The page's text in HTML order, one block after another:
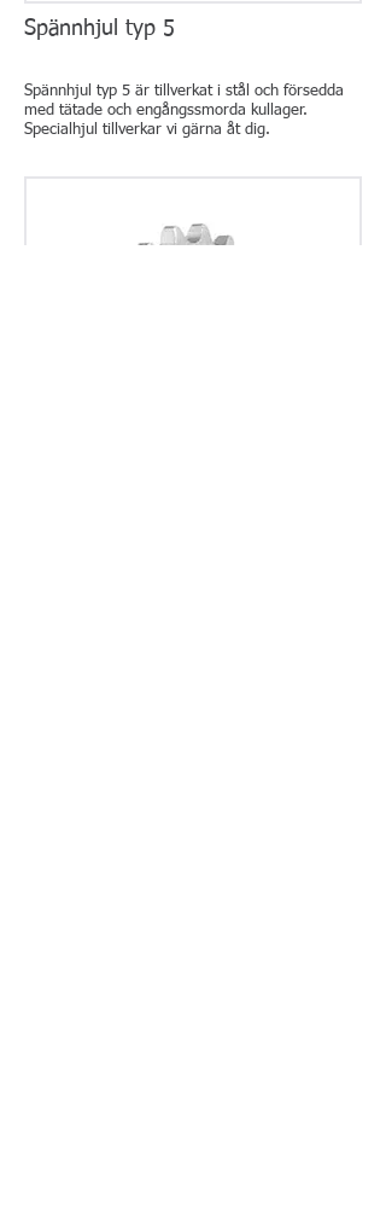
Spännhjul typ 5
Spännhjul typ 5 är tillverkat i stål och försedda
med tätade och engångssmorda kullager.
Specialhjul tillverkar vi gärna åt dig.